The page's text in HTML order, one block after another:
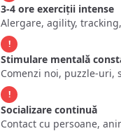
3-4 ore exerciții intense
Alergare, agility,
!
Stimulare mentală
Comenzi noi, puzzle-uri,
!
Socializare continuă
Contact cu persoane,